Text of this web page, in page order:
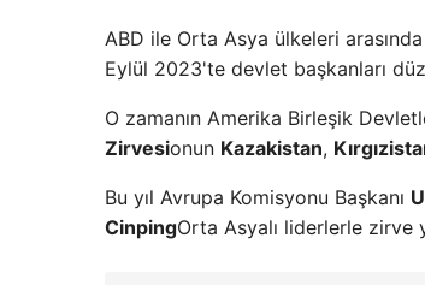
ABD ile Orta Asya ülkeleri
Eylül 2023'te devlet başkanları
O zamanın Amerika Birleşik
Zirvesionun Kazakistan,
Bu yıl Avrupa Komisyonu Başkanı
CinpingOrta Asyalı liderlerle